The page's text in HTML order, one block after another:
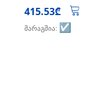
415.53₾
მარაგშია: ☑️